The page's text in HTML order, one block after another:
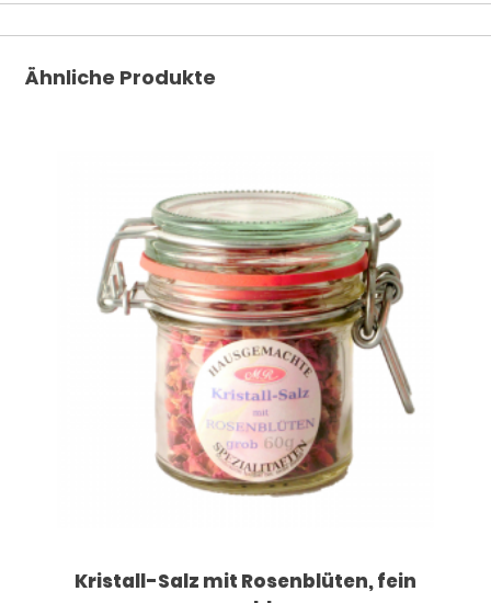
Ähnliche Produkte
Kristall-Salz mit Rosenblüten, fein